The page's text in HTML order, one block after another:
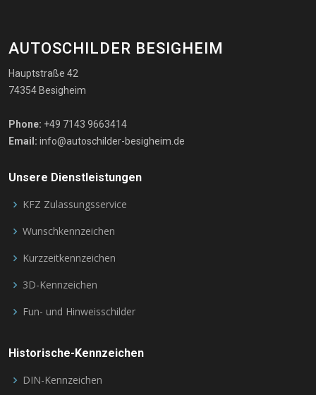
AUTOSCHILDER BESIGHEIM
Hauptstraße 42
74354 Besigheim
Phone: +49 7143 9663414
Email: info@autoschilder-besigheim.de
Unsere Dienstleistungen
KFZ Zulassungsservice
Wunschkennzeichen
Kurzzeitkennzeichen
3D-Kennzeichen
Fun- und Hinweisschilder
Historische-Kennzeichen
DIN-Kennzeichen